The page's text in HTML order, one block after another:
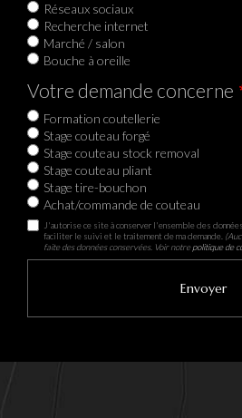
Réseaux sociaux
Recherche internet
Marché / salon
Bouche à oreille
Votre demande concerne
Formation coutellerie
Stage couteau forgé
Stage couteau stock removal
Stage couteau pliant
Stage tire-bouchon
Achat/commande de couteau
J'autorise ce site à conserver l'ensemble des
faciliter le suivi et le traitement de ma demande.
faite des données conservées. Voir notrepolitique de